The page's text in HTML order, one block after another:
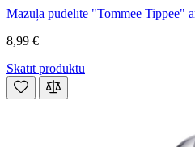
Mazuļa pudelīte "Tommee Tippee"
8,99 €
Skatīt produktu